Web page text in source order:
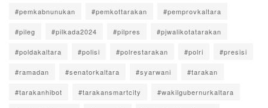
#pemkabnunukan #pemkottarakan #pemprovkaltara
#pileg #pilkada2024 #pilpres #pjwalikotatarakan
#poldakaltara #polisi #polrestarakan #polri #presisi
#ramadan #senatorkaltara #syarwani #tarakan
#tarakanhibot #tarakansmartcity #wakilgubernurkaltara